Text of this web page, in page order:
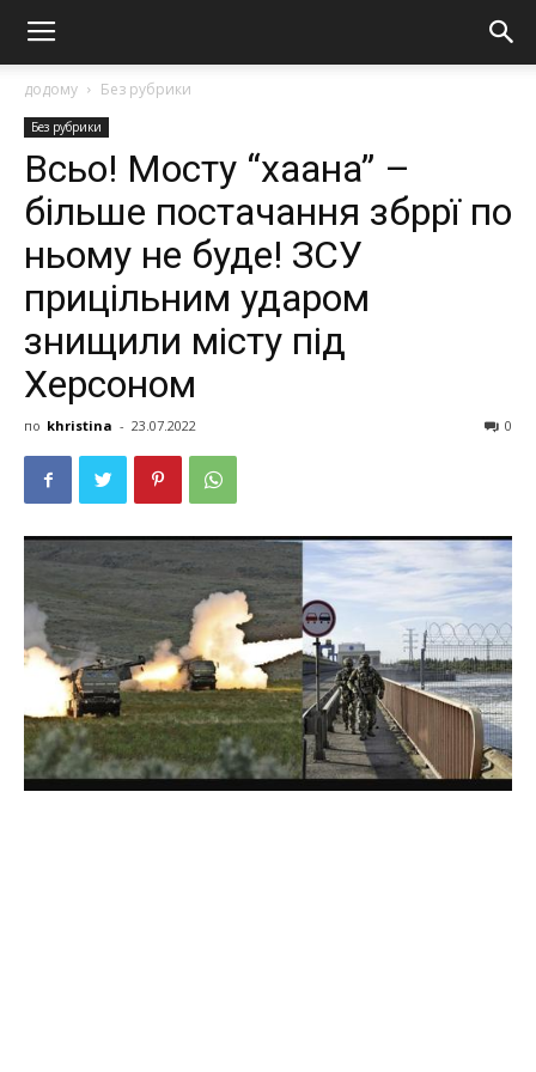
додому Без рубрики
Без рубрики
Всьо! Мосту “хaанa” –
більше постачання збрpї по
ньому не буде! ЗСУ
прицільним удaрoм
знищили місту під
Херсоном
по khristina - 23.07.2022 0